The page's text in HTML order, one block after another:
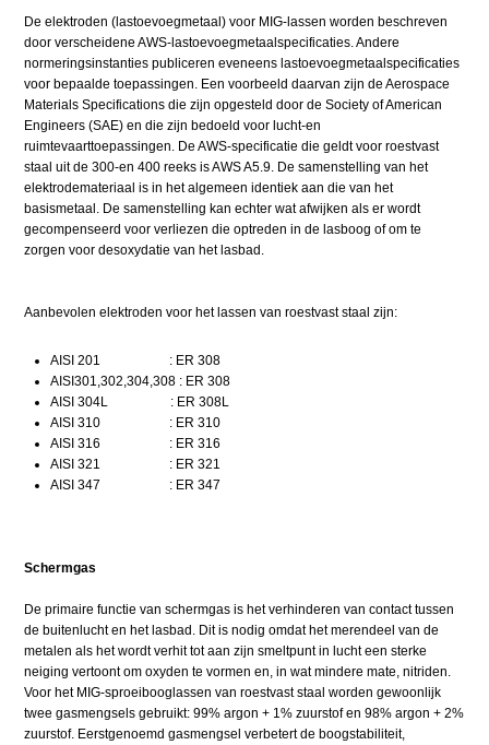
De elektroden (lastoevoegmetaal) voor MIG-lassen worden beschreven
door verscheidene AWS-lastoevoegmetaalspecificaties. Andere
normeringsinstanties publiceren eveneens lastoevoegmetaalspecificaties
voor bepaalde toepassingen. Een voorbeeld daarvan zijn de Aerospace
Materials Specifications die zijn opgesteld door de Society of American
Engineers (SAE) en die zijn bedoeld voor lucht-en
ruimtevaarttoepassingen. De AWS-specificatie die geldt voor roestvast
staal uit de 300-en 400 reeks is AWS A5.9. De samenstelling van het
elektrodemateriaal is in het algemeen identiek aan die van het
basismetaal. De samenstelling kan echter wat afwijken als er wordt
gecompenseerd voor verliezen die optreden in de lasboog of om te
zorgen voor desoxydatie van het lasbad.
Aanbevolen elektroden voor het lassen van roestvast staal zijn:
AISI 201 : ER 308
AISI301,302,304,308 : ER 308
AISI 304L : ER 308L
AISI 310 : ER 310
AISI 316 : ER 316
AISI 321 : ER 321
AISI 347 : ER 347
Schermgas
De primaire functie van schermgas is het verhinderen van contact tussen
de buitenlucht en het lasbad. Dit is nodig omdat het merendeel van de
metalen als het wordt verhit tot aan zijn smeltpunt in lucht een sterke
neiging vertoont om oxyden te vormen en, in wat mindere mate, nitriden.
Voor het MIG-sproeibooglassen van roestvast staal worden gewoonlijk
twee gasmengsels gebruikt: 99% argon + 1% zuurstof en 98% argon + 2%
zuurstof. Eerstgenoemd gasmengsel verbetert de boogstabiliteit,